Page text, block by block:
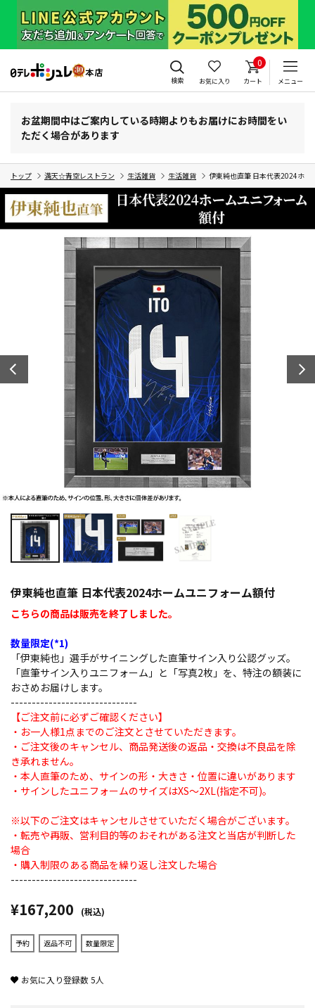
検索 お気に入り
0
カート メニュー
お盆期間中はご案内している時期よりもお届けにお時間をい
ただく場合があります
トップ 満天☆青空レストラン 生活雑貨 生活雑貨 伊東純也直筆 日本代表2024ホー
伊東純也直筆 日本代表2024ホームユニフォーム額付
こちらの商品は販売を終了しました。
数量限定(*1)
「伊東純也」選手がサイニングした直筆サイン入り公認グッズ。
「直筆サイン入りユニフォーム」と「写真2枚」を、特注の額装に
おさめお届けします。
------------------------------
【ご注文前に必ずご確認ください】
・お一人様1点までのご注文とさせていただきます。
・ご注文後のキャンセル、商品発送後の返品・交換は不良品を除
き承れません。
・本人直筆のため、サインの形・大きさ・位置に違いがあります
・サインしたユニフォームのサイズはXS～2XL(指定不可)。
※以下のご注文はキャンセルさせていただく場合がございます。
・転売や再販、営利目的等のおそれがある注文と当店が判断した
場合
・購入制限のある商品を繰り返し注文した場合
------------------------------
¥167,200 (税込)
予約 返品不可 数量限定
お気に入り登録数5人